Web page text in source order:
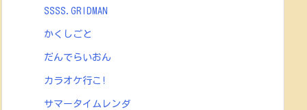
SSSS.GRIDMAN
かくしごと
だんでらいおん
カラオケ行こ!
サマータイムレンダ